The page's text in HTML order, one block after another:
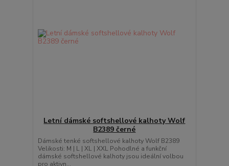
Letní dámské softshellové kalhoty Wolf
B2389 černé
Dámské tenké softshellové kalhoty Wolf B2389
Velikosti: M | L | XL | XXL Pohodlné a funkční
dámské softshellové kalhoty jsou ideální volbou
pro aktivn...